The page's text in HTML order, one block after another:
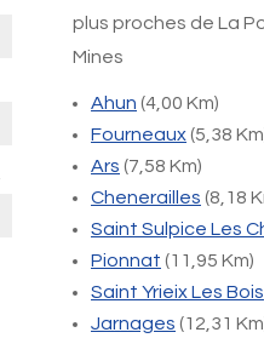
plus proches de La
Mines
Ahun (4,00 Km)
Fourneaux(5,38
Ars (7,58 Km)
Chenerailles (8,18
Saint Sulpice Les
Pionnat (11,95 Km)
Saint Yrieix Les Bois
Jarnages (12,31